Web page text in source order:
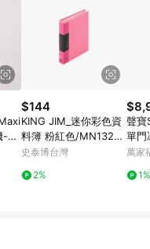
紫
$144
KING JIM_迷你彩色資
料簿 粉紅色/MN132C-
P
史泰博台灣
2%
聲寶
單門
萬家
1%